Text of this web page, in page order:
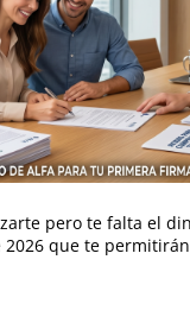
pero te falta el
2026 que te